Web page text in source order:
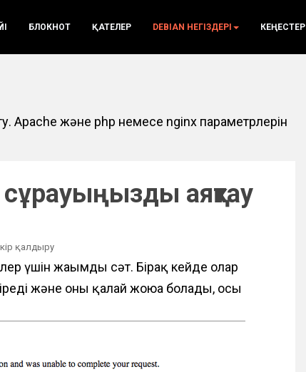
БЛОКНОТ ҚАТЕЛЕР DEBIAN НЕГІЗДЕРІ КЕҢЕСТЕР
Apache және php немесе nginx параметрлерін
сұрауыңызды аяқтау
қалдыру
үшін жағымды сәт. Бірақ кейде олар
және оны қалай жоюға болады, осы